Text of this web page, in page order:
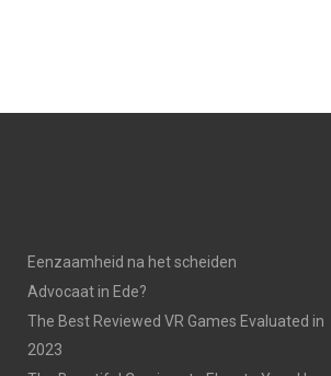
Eenzaamheid na het scheiden
Advocaat in Ede?
The Best Reviewed VR Games Evaluated in
2023